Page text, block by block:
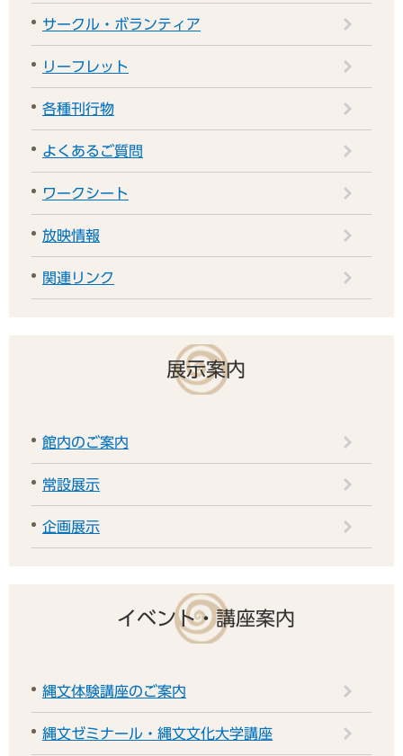
サークル・ボランティア
リーフレット
各種刊行物
よくあるご質問
ワークシート
放映情報
関連リンク
展示案内
館内のご案内
常設展示
企画展示
イベント・講座案内
縄文体験講座のご案内
縄文ゼミナール・縄文文化大学講座